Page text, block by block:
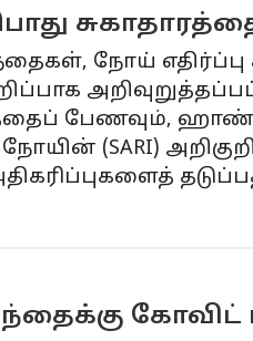
நோய் எதிர்ப்பு
பேணவும்,
(SARI)
கோவிட்